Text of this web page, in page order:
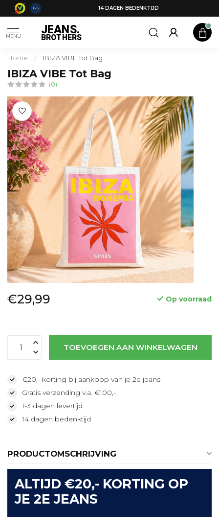
8.5 14 DAGEN BEDENKTIJD
MENU JEANS.
BROTHERS
Home / IBIZA VIBE Tot Bag
IBIZA VIBE Tot Bag
(0)
€29,99 Op voorraad
TOEVOEGEN AAN WINKELWAGEN
€20,- korting bij aankoop van je 2e jeans
Gratis verzending v.a. €100,-
1-3 dagen levertijd
14 dagen bedenktijd
PRODUCTOMSCHRIJVING
ALTIJD €20,- KORTING OP
JE 2E JEANS